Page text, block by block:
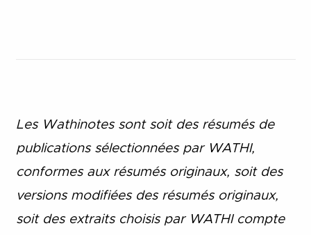
Les Wathinotes sont soit des résumés de
publications sélectionnées par WATHI,
conformes aux résumés originaux, soit des
versions modifiées des résumés originaux,
soit des extraits choisis par WATHI compte